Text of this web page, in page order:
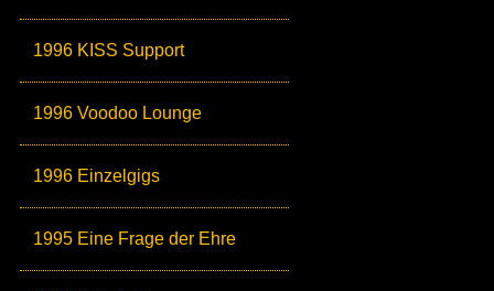
1996 KISS Support
1996 Voodoo Lounge
1996 Einzelgigs
1995 Eine Frage der Ehre